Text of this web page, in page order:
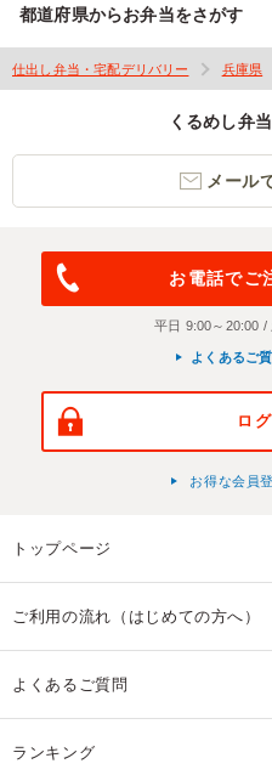
都道府県からお弁当をさがす
仕出し弁当・宅配デリバリー 兵庫県
くるめし弁
メール
お電話でご
平日 9:00～20:00 /
よくあるご
ロ
お得な会員
トップページ
ご利用の流れ（はじめての方へ）
よくあるご質問
ランキング